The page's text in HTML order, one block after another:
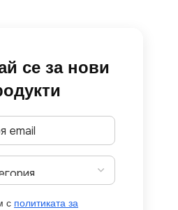
се за нови
с политиката за